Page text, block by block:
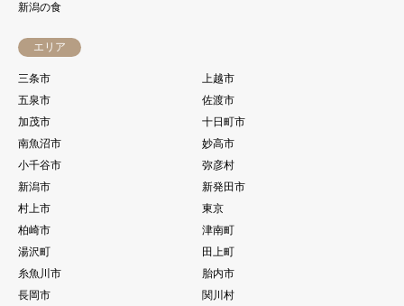
新潟の食
エリア
三条市
上越市
五泉市
佐渡市
加茂市
十日町市
南魚沼市
妙高市
小千谷市
弥彦村
新潟市
新発田市
村上市
東京
柏崎市
津南町
湯沢町
田上町
糸魚川市
胎内市
長岡市
関川村